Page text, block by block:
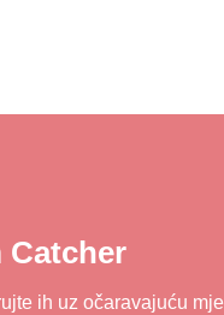
Catcher
ih uz očaravajuću